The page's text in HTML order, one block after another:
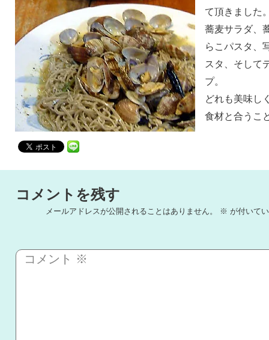
て頂きました
蕎麦サラダ、
らこパスタ、
スタ、そして
プ。
どれも美味し
食材と合うこ
コメントを残す
メールアドレスが公開されることはありません。 ※ が付いて
コメント ※